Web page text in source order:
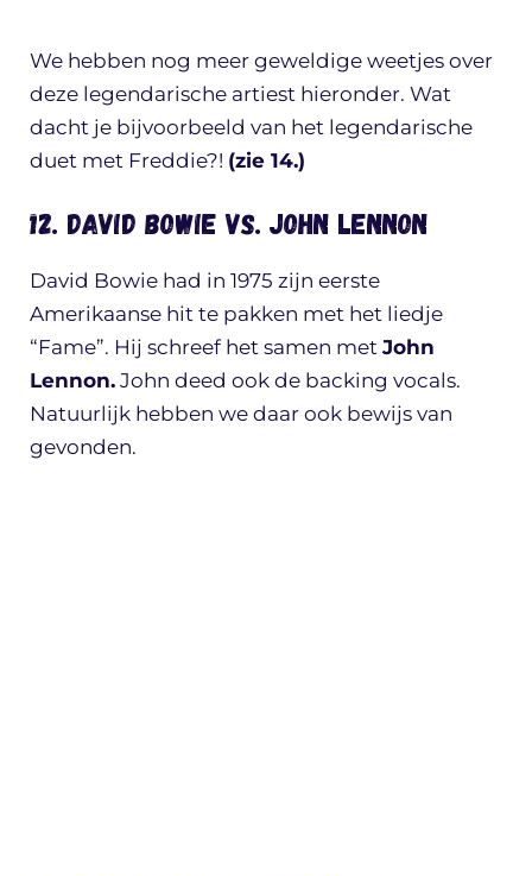
We hebben nog meer geweldige weetjes over
deze legendarische artiest hieronder. Wat
dacht je bijvoorbeeld van het legendarische
duet met Freddie?! (zie 14.)
12. David Bowie vs. John Lennon
David Bowie had in 1975 zijn eerste
Amerikaanse hit te pakken met het liedje
“Fame”. Hij schreef het samen met John
Lennon. John deed ook de backing vocals.
Natuurlijk hebben we daar ook bewijs van
gevonden.